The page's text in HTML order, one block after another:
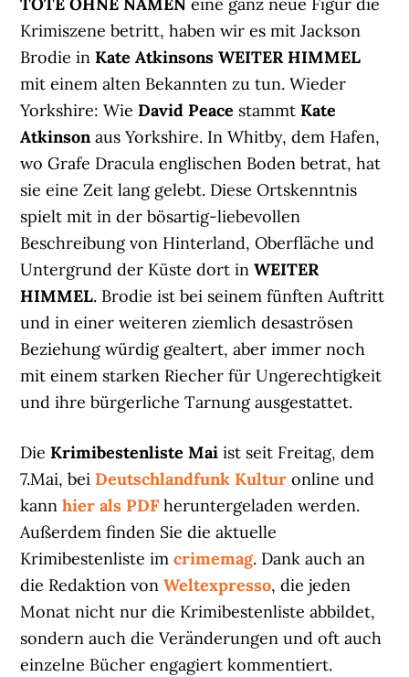
TOTE OHNE NAMEN eine ganz neue Figur die
Krimiszene betritt, haben wir es mit Jackson
Brodie inKate Atkinsons WEITER HIMMEL
mit einem alten Bekannten zu tun. Wieder
Yorkshire: WieDavid Peace stammtKate
Atkinsonaus Yorkshire. In Whitby, dem Hafen,
wo Grafe Dracula englischen Boden betrat, hat
sie eine Zeit lang gelebt. Diese Ortskenntnis
spielt mit in der bösartig-liebevollen
Beschreibung von Hinterland, Oberfläche und
Untergrund der Küste dort inWEITER
HIMMEL. Brodie ist bei seinem fünften Auftritt
und in einer weiteren ziemlich desaströsen
Beziehung würdig gealtert, aber immer noch
mit einem starken Riecher für Ungerechtigkeit
und ihre bürgerliche Tarnung ausgestattet.
DieKrimibestenliste Mai ist seit Freitag, dem
7.Mai, bei Deutschlandfunk Kultur online und
kannhier als PDF heruntergeladen werden.
Außerdem finden Sie die aktuelle
Krimibestenliste imcrimemag. Dank auch an
die Redaktion vonWeltexpresso, die jeden
Monat nicht nur die Krimibestenliste abbildet,
sondern auch die Veränderungen und oft auch
einzelne Bücher engagiert kommentiert.